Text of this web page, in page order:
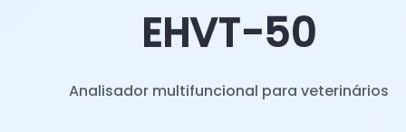
EHVT-50
Analisador multifuncional para veterinários